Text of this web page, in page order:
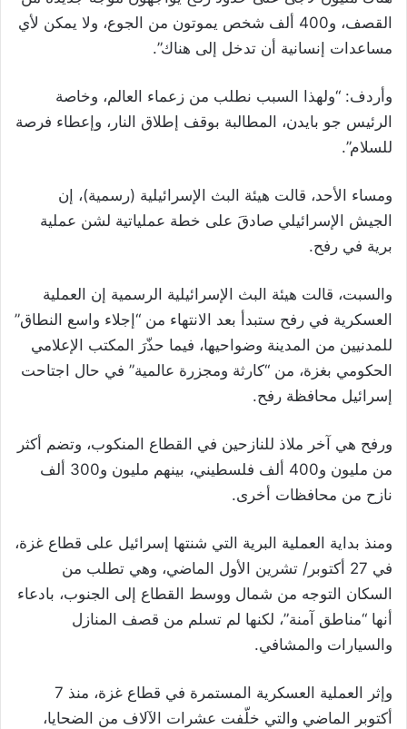
القصف، و400 ألف شخص يموتون من الجوع، ولا يمكن لأي
مساعدات إنسانية أن تدخل إلى هناك”.
وأردف: “ولهذا السبب نطلب من زعماء العالم، وخاصة
الرئيس جو بايدن، المطالبة بوقف إطلاق النار، وإعطاء فرصة
للسلام”.
ومساء الأحد، قالت هيئة البث الإسرائيلية (رسمية)، إن
الجيش الإسرائيلي صادقَ على خطة عملياتية لشن عملية
برية في رفح.
والسبت، قالت هيئة البث الإسرائيلية الرسمية إن العملية
العسكرية في رفح ستبدأ بعد الانتهاء من “إجلاء واسع النطاق”
للمدنيين من المدينة وضواحيها، فيما حذّرَ المكتب الإعلامي
الحكومي بغزة، من “كارثة ومجزرة عالمية” في حال اجتاحت
إسرائيل محافظة رفح.
ورفح هي آخر ملاذ للنازحين في القطاع المنكوب، وتضم أكثر
من مليون و400 ألف فلسطيني، بينهم مليون و300 ألف
نازح من محافظات أخرى.
ومنذ بداية العملية البرية التي شنتها إسرائيل على قطاع غزة،
في 27 أكتوبر/ تشرين الأول الماضي، وهي تطلب من
السكان التوجه من شمال ووسط القطاع إلى الجنوب، بادعاء
أنها “مناطق آمنة”، لكنها لم تسلم من قصف المنازل
والسيارات والمشافي.
وإثر العملية العسكرية المستمرة في قطاع غزة، منذ 7
أكتوبر الماضي والتي خلّفت عشرات الآلاف من الضحايا،